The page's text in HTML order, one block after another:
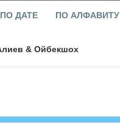
ПО ДАТЕ ПО АЛФАВИТУ
& Ойбекшох